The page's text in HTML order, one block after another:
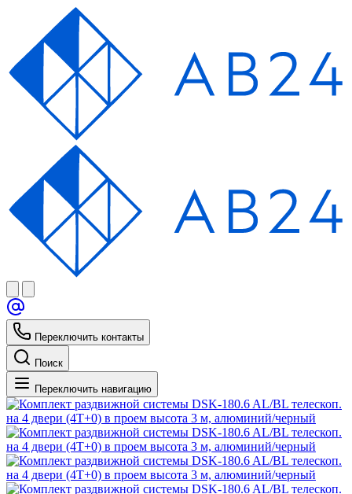
Переключить контакты
Поиск
Переключить навигацию